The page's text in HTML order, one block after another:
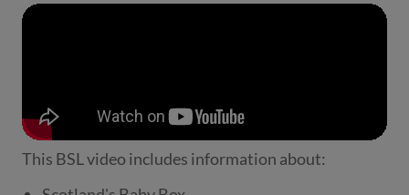
This BSL video includes information about: